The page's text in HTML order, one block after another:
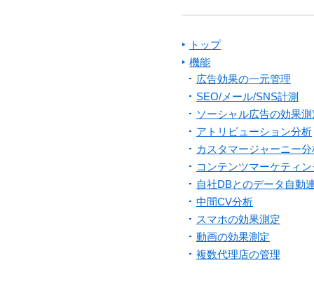
トップ
機能
広告効果の一元管理
SEO/メール/SNS計測
ソーシャル広告の効果測
アトリビューション分析
カスタマージャーニー分
コンテンツマーケティ
自社DBとのデータ自動
中間CV分析
スマホの効果測定
動画の効果測定
複数代理店の管理